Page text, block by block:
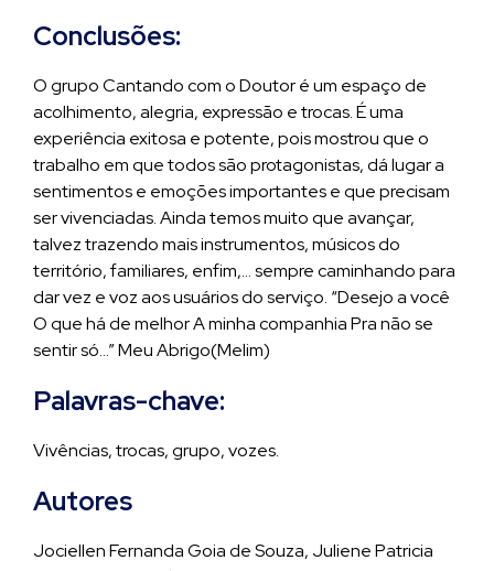
Conclusões:
O grupo Cantando com o Doutor é um espaço de
acolhimento, alegria, expressão e trocas. É uma
experiência exitosa e potente, pois mostrou que o
trabalho em que todos são protagonistas, dá lugar a
sentimentos e emoções importantes e que precisam
ser vivenciadas. Ainda temos muito que avançar,
talvez trazendo mais instrumentos, músicos do
território, familiares, enfim,… sempre caminhando para
dar vez e voz aos usuários do serviço. “Desejo a você
O que há de melhor A minha companhia Pra não se
sentir só…” Meu Abrigo(Melim)
Palavras-chave:
Vivências, trocas, grupo, vozes.
Autores
Jociellen Fernanda Goia de Souza, Juliene Patricia